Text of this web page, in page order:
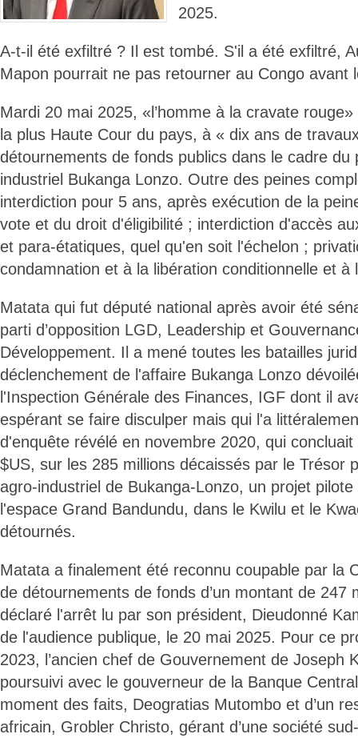
2025.
A-t-il été exfiltré ? Il est tombé. S'il a été exfiltré,
Mapon pourrait ne pas retourner au Congo avant
Mardi 20 mai 2025, «l’homme à la cravate
la plus Haute Cour du pays, à « dix ans de
détournements de fonds publics dans le cadre du
industriel Bukanga Lonzo. Outre des peines
interdiction pour 5 ans, après exécution de la
vote et du droit d'éligibilité ; interdiction d'accès
et para-étatiques, quel qu'en soit l'échelon ;
condamnation et à la libération conditionnelle et à
Matata qui fut député national après avoir été
parti d’opposition LGD, Leadership et
Développement. Il a mené toutes les batailles
déclenchement de l'affaire Bukanga Lonzo
l'Inspection Générale des Finances, IGF dont il
espérant se faire disculper mais qui l'a
d'enquête révélé en novembre 2020, qui
$US, sur les 285 millions décaissés par le Trésor
agro-industriel de Bukanga-Lonzo, un projet
l'espace Grand Bandundu, dans le Kwilu et le
détournés.
Matata a finalement été reconnu coupable par la
de détournements de fonds d’un montant de 247
déclaré l'arrêt lu par son président, Dieudonné
de l'audience publique, le 20 mai 2025. Pour ce
2023, l’ancien chef de Gouvernement de Joseph
poursuivi avec le gouverneur de la Banque
moment des faits, Deogratias Mutombo et d’un
africain, Grobler Christo, gérant d’une société